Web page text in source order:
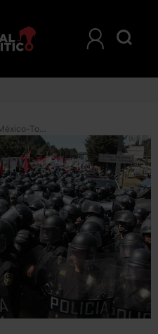
CNTE detiene marcha por la México-Toluca tras negociar